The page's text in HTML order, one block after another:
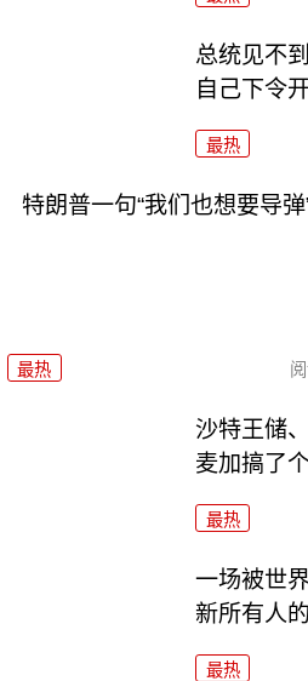
总统见不
自己下令开
最热
特朗普一句“我们也想要导
最热
沙特王储
麦加搞了
最热
一场被世
新所有人
最热